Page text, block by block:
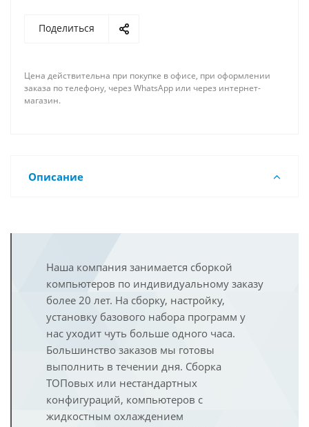
Поделиться
Цена действительна при покупке в офисе, при оформлении
заказа по телефону, через WhatsApp или через интернет-
магазин.
Описание
Наша компания занимается сборкой
компьютеров по индивидуальному заказу
более 20 лет. На сборку, настройку,
установку базового набора программ у
нас уходит чуть больше одного часа.
Большинство заказов мы готовы
выполнить в течении дня. Сборка
ТОПовых или нестандартных
конфигураций, компьютеров с
жидкостным охлаждением